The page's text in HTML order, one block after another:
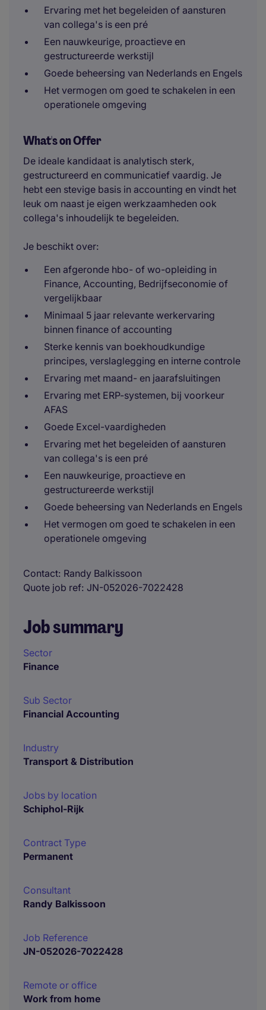
Ervaring met het begeleiden of aansturen
van collega's is een pré
Een nauwkeurige, proactieve en
gestructureerde werkstijl
Goede beheersing van Nederlands en Engels
Het vermogen om goed te schakelen in een
operationele omgeving
What's on Offer
De ideale kandidaat is analytisch sterk,
gestructureerd en communicatief vaardig. Je
hebt een stevige basis in accounting en vindt het
leuk om naast je eigen werkzaamheden ook
collega's inhoudelijk te begeleiden.
Je beschikt over:
Een afgeronde hbo- of wo-opleiding in
Finance, Accounting, Bedrijfseconomie of
vergelijkbaar
Minimaal 5 jaar relevante werkervaring
binnen finance of accounting
Sterke kennis van boekhoudkundige
principes, verslaglegging en interne controle
Ervaring met maand- en jaarafsluitingen
Ervaring met ERP-systemen, bij voorkeur
AFAS
Goede Excel-vaardigheden
Ervaring met het begeleiden of aansturen
van collega's is een pré
Een nauwkeurige, proactieve en
gestructureerde werkstijl
Goede beheersing van Nederlands en Engels
Het vermogen om goed te schakelen in een
operationele omgeving
Contact Randy Balkissoon
Quote job ref JN-052026-7022428
Job summary
Sector
Finance
Sub Sector
Financial Accounting
Industry
Transport & Distribution
Jobs by location
Schiphol-Rijk
Contract Type
Permanent
Consultant
Randy Balkissoon
Job Reference
JN-052026-7022428
Remote or office
Work from home